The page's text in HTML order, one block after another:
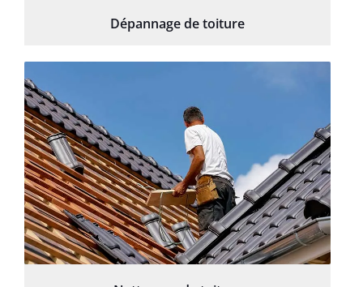
Dépannage de toiture